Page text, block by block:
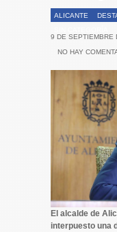
ALICANTE
9 DE SEPTIEMBRE
NO HAY
El alcalde de
interpuesto una